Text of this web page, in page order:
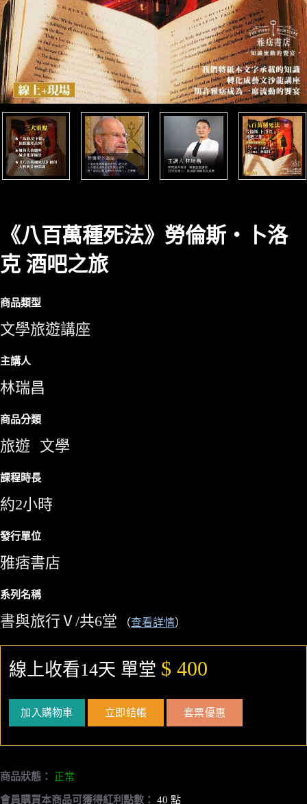
《八百萬種死法》勞倫斯‧卜洛
克 酒吧之旅
商品類型
文學旅遊講座
主講人
林瑞昌
商品分類
旅遊 文學
課程時長
約2小時
發行單位
雅痞書店
系列名稱
書與旅行Ⅴ/共6堂 （查看詳情）
線上收看14天 單堂 $ 400
加入購物車 立即結帳 套票優惠
商品狀態： 正常
會員購買本商品可獲得紅利點數： 40 點